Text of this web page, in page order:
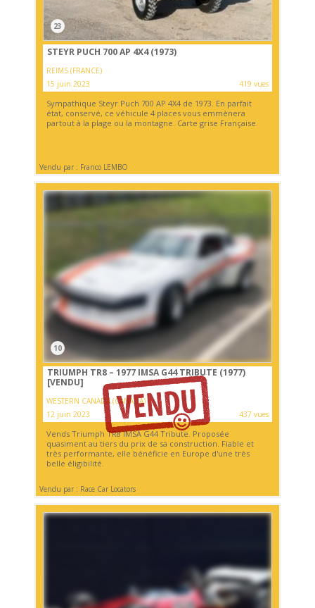
23
STEYR PUCH 700 AP 4X4 (1973)
REIMS (FRANCE)
15 juin 2023
419 vues
Sympathique Steyr Puch 700 AP 4X4 de 1973. En parfait
état, conservé, ce véhicule 4 places vous emmènera
partout à la plage ou la montagne. Carte grise Française.
Vendu par : Franco LEMBO
10
TRIUMPH TR8 – 1977 IMSA G44 TRIBUTE (1977)
[VENDU]
WESTERN CANADA (CANADA)
12 juin 2023
437 vues
Vends Triumph TR8 IMSA G44 Tribute. Proposée
quasiment au tiers du prix de sa construction. Fiable et
très performante, elle bénéficie en Europe d'une très
belle éligibilité.
Vendu par : Race Car Locators